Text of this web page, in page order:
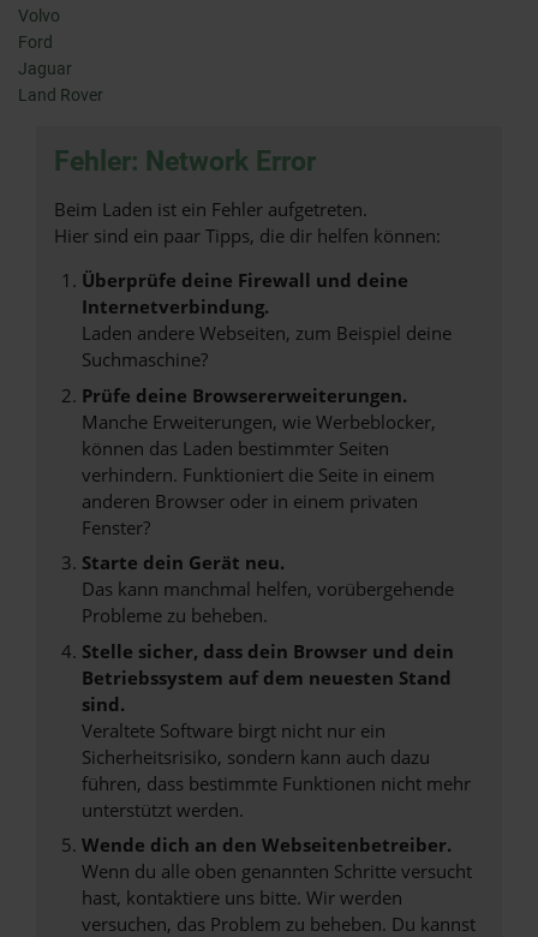
Volvo
Ford
Jaguar
Land Rover
Fehler: Network Error
Beim Laden ist ein Fehler aufgetreten.
Hier sind ein paar Tipps, die dir helfen können:
Überprüfe deine Firewall und deine
Internetverbindung.
Laden andere Webseiten, zum Beispiel deine
Suchmaschine?
Prüfe deine Browsererweiterungen.
Manche Erweiterungen, wie Werbeblocker,
können das Laden bestimmter Seiten
verhindern. Funktioniert die Seite in einem
anderen Browser oder in einem privaten
Fenster?
Starte dein Gerät neu.
Das kann manchmal helfen, vorübergehende
Probleme zu beheben.
Stelle sicher, dass dein Browser und dein
Betriebssystem auf dem neuesten Stand
sind.
Veraltete Software birgt nicht nur ein
Sicherheitsrisiko, sondern kann auch dazu
führen, dass bestimmte Funktionen nicht mehr
unterstützt werden.
Wende dich an den Webseitenbetreiber.
Wenn du alle oben genannten Schritte versucht
hast, kontaktiere uns bitte. Wir werden
versuchen, das Problem zu beheben. Du kannst